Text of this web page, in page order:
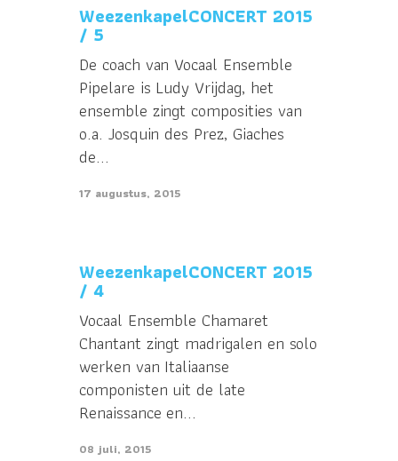
WeezenkapelCONCERT 2015
/ 5
De coach van Vocaal Ensemble
Pipelare is Ludy Vrijdag, het
ensemble zingt composities van
o.a. Josquin des Prez, Giaches
de...
17 augustus, 2015
WeezenkapelCONCERT 2015
/ 4
Vocaal Ensemble Chamaret
Chantant zingt madrigalen en solo
werken van Italiaanse
componisten uit de late
Renaissance en...
08 juli, 2015